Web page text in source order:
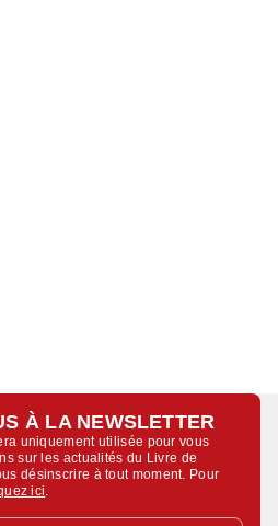
À LA NEWSLETTER
uniquement utilisée pour vous
sur les actualités du Livre de
désinscrire à tout moment. Pour
ici